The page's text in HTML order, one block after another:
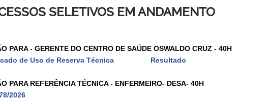
SELETIVOS EM ANDAMENTO
PARA - GERENTE DO CENTRO DE SAÚDE OSWALDO CRUZ - 40H
de Uso de Reserva Técnica
Resultado
PARA REFERÊNCIA TÉCNICA - ENFERMEIRO- DESA- 40H
2026